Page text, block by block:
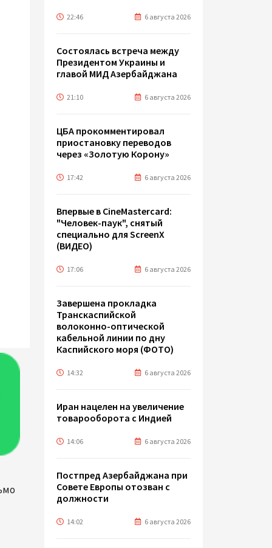
22:46 6 августа 2026
Состоялась встреча между
Президентом Украины и
главой МИД Азербайджана
21:10 6 августа 2026
ЦБА прокомментировал
приостановку переводов
через «Золотую Корону»
17:42 6 августа 2026
Впервые в CineMastercard:
"Человек-паук", снятый
специально для ScreenX
(ВИДЕО)
17:06 6 августа 2026
Завершена прокладка
Транскаспийской
волоконно-оптической
кабельной линии по дну
Каспийского моря (ФОТО)
14:32 6 августа 2026
Иран нацелен на увеличение
товарооборота с Индией
14:06 6 августа 2026
Постпред Азербайджана при
Совете Европы отозван с
должности
14:02 6 августа 2026